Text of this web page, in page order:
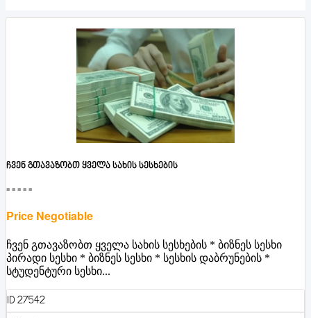
ჩვენ გთავაზობთ ყველა სახის სესხების
■■■■■
Price Negotiable
ჩვენ გთავაზობთ ყველა სახის სესხების * ბიზნეს სესხი
პირადი სესხი * ბიზნეს სესხი * სესხის დაბრუნების *
სტუდენტური სესხი...
ID 27542